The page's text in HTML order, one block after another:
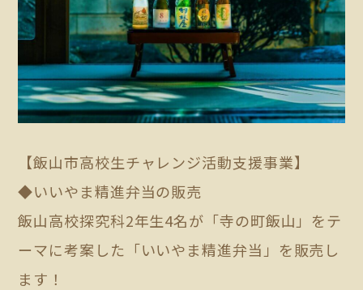
【飯山市高校生チャレンジ活動支援事業】
◆いいやま精進弁当の販売
飯山高校探究科2年生4名が「寺の町飯山」をテ
ーマに考案した「いいやま精進弁当」を販売し
ます！